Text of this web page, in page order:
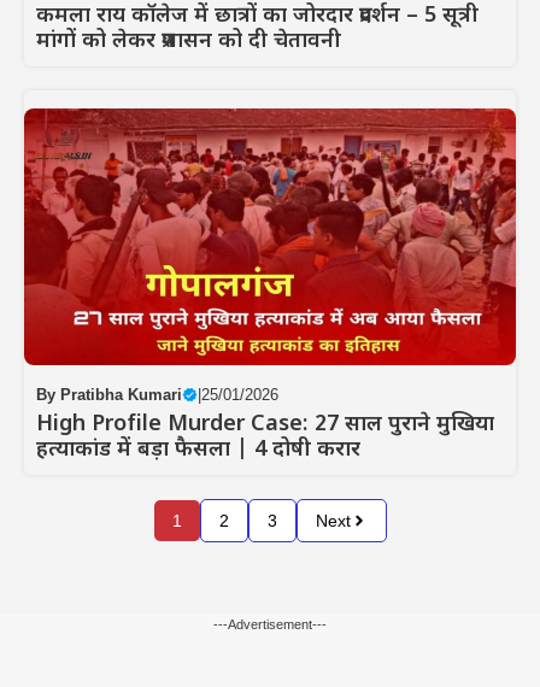
कमला राय कॉलेज में छात्रों का जोरदार प्रदर्शन – 5 सूत्री
मांगों को लेकर प्रशासन को दी चेतावनी
By Pratibha Kumari 25/01/2026
High Profile Murder Case: 27 साल पुराने मुखिया
हत्याकांड में बड़ा फैसला | 4 दोषी करार
1 2 3 Next
---Advertisement---